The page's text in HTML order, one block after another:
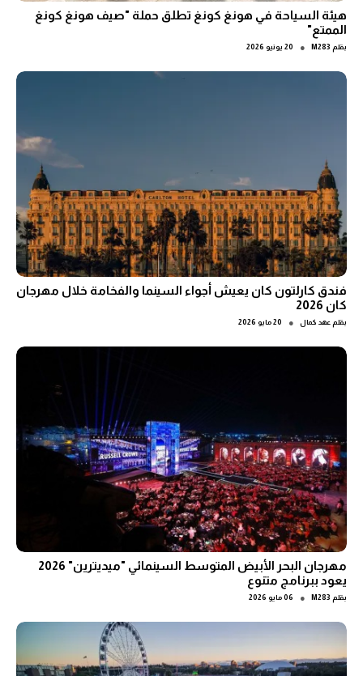
هيئة السياحة في هونغ كونغ تطلق حملة "صيف هونغ كونغ
الممتع"
بقلم M283
● 20 يونيو 2026
فندق كارلتون كان يعيش أجواء السينما والفخامة خلال مهرجان
كان 2026
بقلم عهد كمال ● 20 مايو 2026
مهرجان البحر الأبيض المتوسط السينمائي "ميديترين" 2026
يعود ببرنامج متنوع
بقلم M283
● 06 مايو 2026